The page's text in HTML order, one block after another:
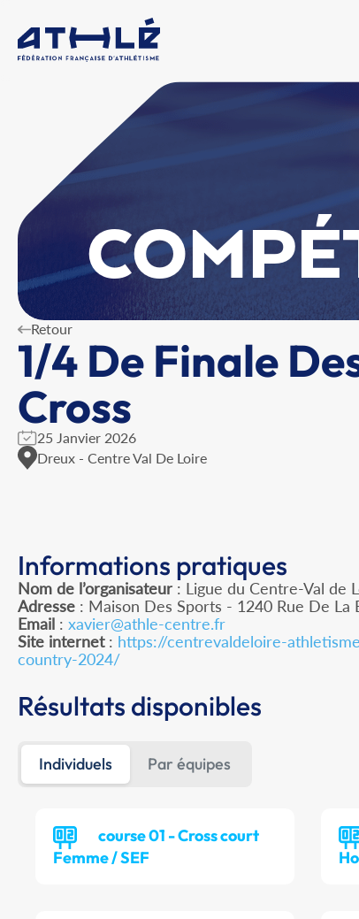
Retour
1/4 De Finale
Cross
25 Janvier 2026
Dreux - Centre Val De Loire
Informations pratiques
Nom de l’organisateur : Ligue du Centre-Val de
Adresse : Maison Des Sports - 1240 Rue De La
Email : xavier@athle-centre.fr
Site internet: https://centrevaldeloire-
country-2024/
Résultats disponibles
Individuels Par équipes
course 01 - Cross court
Femme / SEF